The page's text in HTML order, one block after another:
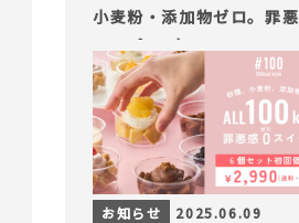
小麦粉・添加物ゼロ。罪
ャープ100）』
お知らせ 2025.06.09